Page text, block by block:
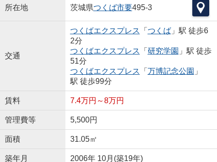
所在地 茨城県つくば市要495-3
交通
つくばエクスプレス 「 つくば」駅 徒歩6
2分
つくばエクスプレス 「 研究学園 」駅 徒歩
51分
つくばエクスプレス 「 万博記念公園 」
駅 徒歩99分
賃料 7.4万円～8万円
管理費等 5,500円
面積 31.05㎡
築年月 2006年 10月(築19年)